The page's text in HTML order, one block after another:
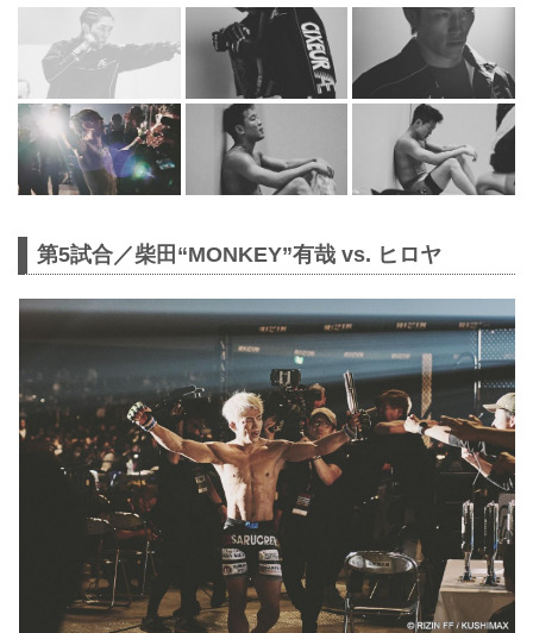
第5試合／柴田“MONKEY”有哉 vs. ヒロヤ